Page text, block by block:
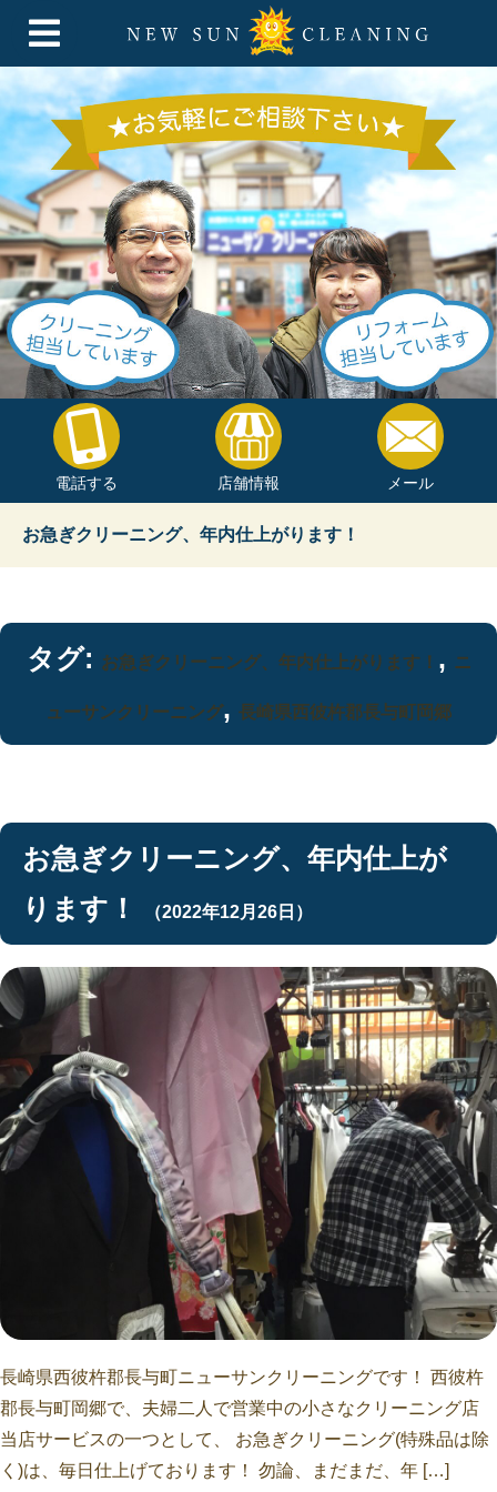
電話する 店舗情報 メール
お急ぎクリーニング、年内仕上がります！
タグ: お急ぎクリーニング、年内仕上がります！ , ニ
ューサンクリーニング, 長崎県西彼杵郡長与町岡郷
お急ぎクリーニング、年内仕上が
ります！
（2022年12月26日）
長崎県西彼杵郡長与町ニューサンクリーニングです！ 西彼杵
郡長与町岡郷で、夫婦二人で営業中の小さなクリーニング店
当店サービスの一つとして、 お急ぎクリーニング(特殊品は除
く)は、毎日仕上げております！ 勿論、まだまだ、年 […]